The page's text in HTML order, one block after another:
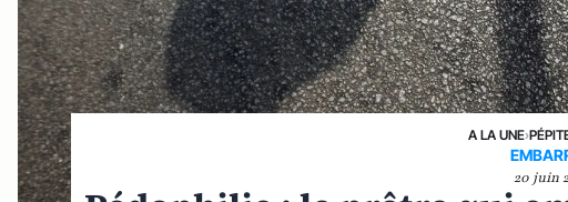
A LA UNE›
20 juin